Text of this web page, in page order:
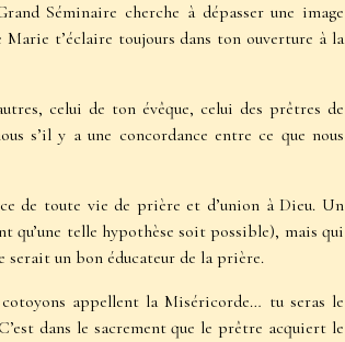
Séminaire cherche à dépasser une image
t’éclaire toujours dans ton ouverture à la
celui de ton évêque, celui des prêtres de
s’il y a une concordance entre ce que nous
de toute vie de prière et d’union à Dieu. Un
telle hypothèse soit possible), mais qui
un bon éducateur de la prière.
appellent la Miséricorde… tu seras le
dans le sacrement que le prêtre acquiert le